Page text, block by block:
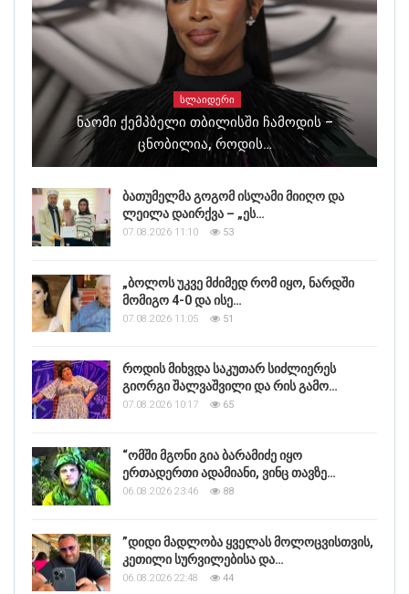
ᲡᲚᲐᲘᲓᲔᲠᲘ
Ნაომი Ქემპბელი Თბილისში Ჩამოდის –
Ცნობილია, Როდის…
ბათუმელმა გოგომ ისლამი მიიღო და
ლეილა დაირქვა – „ეს…
07.08.2026 11:10 53
„ბოლოს უკვე მძიმედ რომ იყო, ნარდში
მომიგო 4-0 და ისე…
07.08.2026 11:05 51
როდის მიხვდა საკუთარ სიძლიერეს
გიორგი შალვაშვილი და რის გამო…
07.08.2026 10:17 65
“ომში მგონი გია ბარამიძე იყო
ერთადერთი ადამიანი, ვინც თავზე…
06.08.2026 23:46 88
”დიდი მადლობა ყველას მოლოცვისთვის,
კეთილი სურვილებისა და…
06.08.2026 22:48 44